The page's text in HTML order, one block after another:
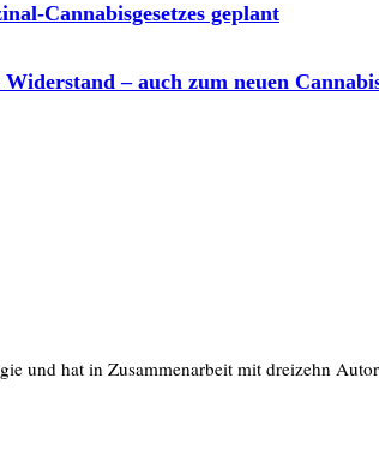
Cannabisgesetzes geplant
– auch zum neuen
und hat in Zusammenarbeit mit dreizehn